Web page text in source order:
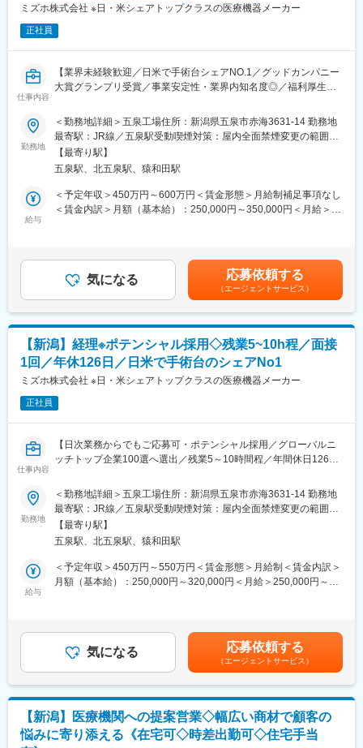
「人工関節」等
■材料となる金属部材を仕入れて、機械や職人の手による加工によ
り、最終製品へ仕上げていく加工工場になります。
【所属組織の構成】
■工場全体：241名、部門全体：26名
■内今回募集ポジション：6名（正社員2名 パート4名）
【豊富な福利厚生】
■作業服・安全靴の貸与あり
■住宅補助手当 / 会社規程に該当の場合
(30歳まで15,000円/月、35歳まで10,000円/月)
(配偶者12,000円、子1人につき8,000円)
■確定拠出型年金制度（DC)
日本から世界へ。当社の医療機器は、世界数十か国で採用されて
います。
人々の生命・健康を預かる医療現場でトップクラスシェアを持
ち、"グローバル・スタンダード"として認められています。
■世界初の全油圧式手術台 ～ 医療先進国である日本・アメリカで
手術台トップクラス・シェア
■脳動脈瘤「杉田クリップ」 ～ 国内約70％・世界約40％のシェ
ア、年間10万個を世界50ヶ国へ供給
■日本人の骨格に合わせた骨折や骨格矯正の治療用インプラント・
変更の範囲：会社の定める業務
ミズホ株式会社 ※日・米シェアトップクラスの医療機器メーカー
正社員
仕事内容
【業界未経験歓迎／日米で手術台シェアNO.1／グッドカンパニー
大賞グランプリ受賞／事業安定性・業界内知名度◎／福利厚生充
【業務概要】
■当社は100年を超える医療機器メーカーで、世界的なトップクラ
スシェア製品を持つ安定企業です。
■手術で使用する整形外科・脳外科関係製品（脳動脈瘤クリップ、
整形外科インプラント、鋼製器具等） の製造を支える資材部門
で、原材料や部材の発注、一次加工や在庫の維持管理、入出庫対
■仕入先へ原材料の見積依頼・価格交渉、発注・納期管理、入庫処
理、ミルシート（材料・品質証明書）管理
■材料加工（切断・搬送等）と資材管理（在庫の維持・管理、棚卸
■五泉工場は主力製品である脳外科・整形外科関係製品を開発設
計・製造しています。
「脳動脈瘤クリップ」「整形外科インプラント」「鋼製器具」
「人工関節」等
■材料となる金属部材を仕入れて、機械や職人の手による加工によ
り、最終製品へ仕上げていく加工工場になります。
【所属組織の構成】
■工場全体：241名、部門全体：26名
■内今回募集ポジション：13名（正社員7名 嘱託2名 パート4
【豊富な福利厚生】
■作業服・安全靴の貸与あり
■住宅補助手当 / 会社規程に該当の場合
■扶養家族手当 / 会社規程に該当の場合
(配偶者12,000円、子1人につき8,000円)
【企業魅力／当社について】
日本から世界へ。当社の医療機器は、世界数十か国で採用されて
います。
人々の生命・健康を預かる医療現場でトップクラスシェアを持
ち、"グローバル・スタンダード"として認められています。
■世界初の全油圧式手術台 ～ 医療先進国である日本・アメリカで
手術台トップクラス・シェア
勤務地
＜勤務地詳細＞五泉工場住所：新潟県五泉市赤海3631-14 勤務地
最寄駅：JR線／五泉駅受動喫煙対策：屋内全面禁煙変更の範囲：
会社の定める事業所
【最寄り駅】
五泉駅、北五泉駅、猿和田駅
給与
＜予定年収＞450万円～600万円＜賃金形態＞月給制補足事項なし
＜賃金内訳＞月額（基本給）：250,000円～350,000円＜月給＞
選考を通じて上下する可能性があります。・業績加算賞与の制度
があり、年収は平均的な加算賞与を含みます。・残業代別途支給
賃金はあくまでも目安の金額であり、選考を通じて上下する可能
性があります。月給(月額)は固定手当を含めた表記です。
気になる 応募依頼する
（エージェントサービス）
【新潟】経理※ポテンシャル採用◇残業5~10h程／面接
1回／年休126日／日米で手術台のシェアNo1
ミズホ株式会社 ※日・米シェアトップクラスの医療機器メーカー
正社員
仕事内容
【日次業務からでもご応募可・ポテンシャル採用／グローバルニ
ッチトップ企業100選へ選出／残業5～10時間程／年間休日126日
術台のシェアNo.1】
【業務概要】
■当社は100年を超える医療機器メーカーで、世界的なトップクラ
スシェア製品を持つ安定企業です。
■本求人は、新潟の五泉工場にて工場内における経理業務をお任せ
します。
【業務内容】
■購入品および外注加工品の伝票処理、仕訳振替・請求処理（シス
■各種都度払い等の銀行業務
■各種消耗品・備品等の購入業務（たのめーる他）
銀行他窓口処理業務など
勤務地
＜勤務地詳細＞五泉工場住所：新潟県五泉市赤海3631-14 勤務地
最寄駅：JR線／五泉駅受動喫煙対策：屋内全面禁煙変更の範囲：
会社の定める事業所
【最寄り駅】
五泉駅、北五泉駅、猿和田駅
給与
＜予定年収＞450万円～550万円＜賃金形態＞月給制＜賃金内訳＞
月額（基本給）：250,000円～320,000円＜月給＞250,000円～
はあくまでも目安の金額であり、選考を通じて上下する可能性が
あります。月給(月額)は固定手当を含めた表記です。
気になる 応募依頼する
（エージェントサービス）
【新潟】医療機関への提案営業◇幅広い商材で顧客の
悩みに寄り添える《在宅可◇時差出勤可◇住宅手当